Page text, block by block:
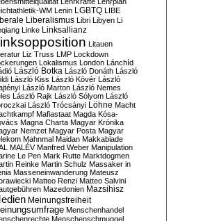
WM Lenin LGBTQ LIBE
Liberalismus Libri Libyen Li
Linke Linksallianz
Litauen
Liz Truss LMP Lockdown
Lokalismus London Lánchíd
László Botka László Donáth László
László Kiss László Kövér László
László Marton László Nemes
László Rajk László Sólyom László
László Trócsányi Löhne Macht
Mafiastaat Magda Kósa-
Magna Charta Magyar Krónika
Nemzet Magyar Posta Magyar
Mahnmal Maidan Makkabiade
MALÉV Manfred Weber Manipulation
Le Pen Mark Rutte Marktdogmen
Reinke Martin Schulz Massaker in
Masseneinwanderung Mateusz
Matteo Renzi Matteo Salvini
Mazedonien Mazsihisz
Meinungsfreiheit
Menschenhandel
Menschenschmuggel